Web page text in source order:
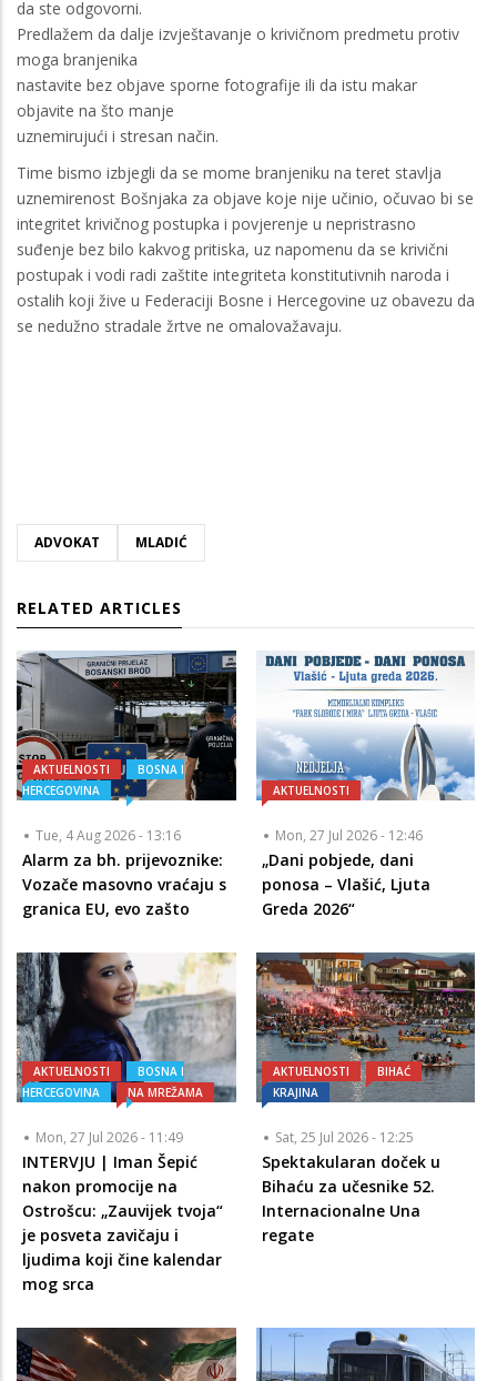
da ste odgovorni.
Predlažem da dalje izvještavanje o krivičnom predmetu protiv
moga branjenika
nastavite bez objave sporne fotografije ili da istu makar
objavite na što manje
uznemirujući i stresan način.
Time bismo izbjegli da se mome branjeniku na teret stavlja
uznemirenost Bošnjaka za objave koje nije učinio, očuvao bi se
integritet krivičnog postupka i povjerenje u nepristrasno
suđenje bez bilo kakvog pritiska, uz napomenu da se krivični
postupak i vodi radi zaštite integriteta konstitutivnih naroda i
ostalih koji žive u Federaciji Bosne i Hercegovine uz obavezu da
se nedužno stradale žrtve ne omalovažavaju.
ADVOKAT MLADIĆ
RELATED ARTICLES
AKTUELNOSTI
BOSNA I
HERCEGOVINA
Tue, 4 Aug 2026 - 13:16
Alarm za bh. prijevoznike:
Vozače masovno vraćaju s
granica EU, evo zašto
AKTUELNOSTI
Mon, 27 Jul 2026 - 12:46
„Dani pobjede, dani
ponosa – Vlašić, Ljuta
Greda 2026“
AKTUELNOSTI
BOSNA I
HERCEGOVINA
NA MREŽAMA
Mon, 27 Jul 2026 - 11:49
INTERVJU | Iman Šepić
nakon promocije na
Ostrošcu: „Zauvijek tvoja“
je posveta zavičaju i
ljudima koji čine kalendar
mog srca
AKTUELNOSTI
BIHAĆ
KRAJINA
Sat, 25 Jul 2026 - 12:25
Spektakularan doček u
Bihaću za učesnike 52.
Internacionalne Una
regate